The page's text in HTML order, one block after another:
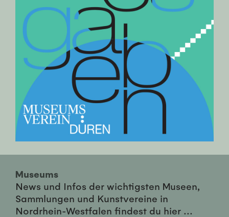
Museums
News und Infos der wichtigsten Museen,
Sammlungen und Kunstvereine in
Nordrhein-Westfalen findest du hier ...